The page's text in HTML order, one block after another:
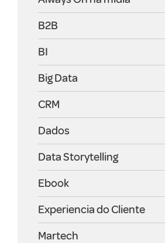
B2B
BI
Big Data
CRM
Dados
Data Storytelling
Ebook
Experiencia do Cliente
Martech